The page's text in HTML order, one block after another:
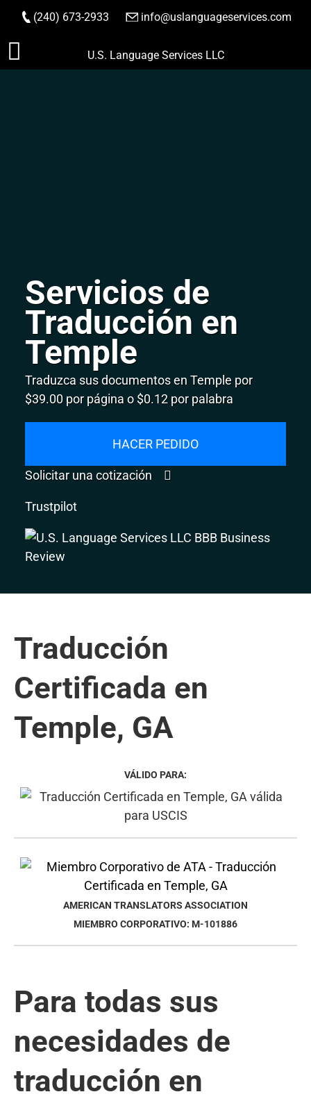
Saltar
(240) 673-2933 info@uslanguageservices.com
HACER PEDIDO
U.S. Language Services LLC
Servicios de
Traducción en
Temple
Traduzca sus documentos en Temple por
$39.00 por página o $0.12 por palabra
HACER PEDIDO
Solicitar una cotización
Trustpilot
Traducción
Certificada en
Temple, GA
VÁLIDO PARA:
AMERICAN TRANSLATORS ASSOCIATION
MIEMBRO CORPORATIVO: M-101886
Para todas sus
necesidades de
traducción en